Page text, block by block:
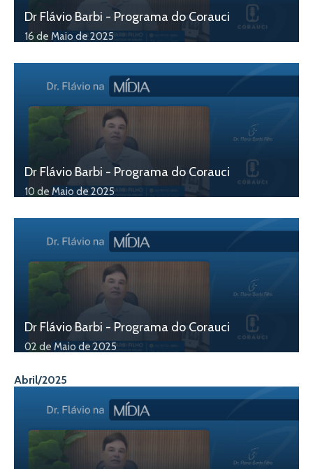
Dr Flávio Barbi - Programa do Corauci
16 de Maio de 2025
Dr Flávio Barbi - Programa do Corauci
10 de Maio de 2025
Dr Flávio Barbi - Programa do Corauci
02 de Maio de 2025
Abril/2025